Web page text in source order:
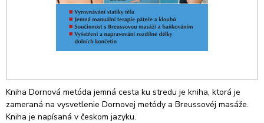
Kniha Dornová metóda jemná cesta ku stredu je kniha, ktorá je
zameraná na vysvetlenie Dornovej metódy a Breussovéj masáže.
Kniha je napísaná v českom jazyku.